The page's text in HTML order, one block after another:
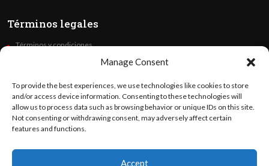
Manage Consent
To provide the best experiences, we use technologies like cookies to store
and/or access device information. Consenting to these technologies will
allow us to process data such as browsing behavior or unique IDs on this site.
Not consenting or withdrawing consent, may adversely affect certain
features and functions.
Accept
Términos legales
Términos y condiciones
Code of Ethics
Síguenos